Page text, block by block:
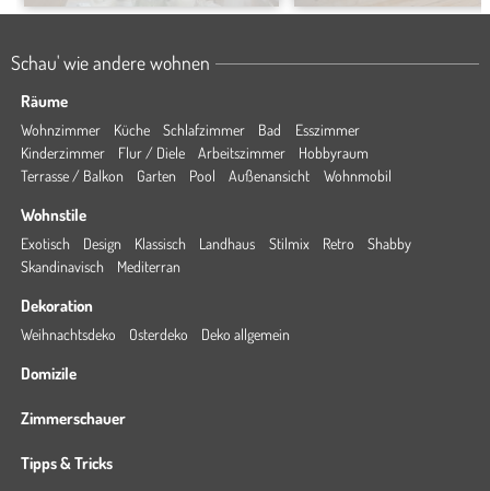
Schau' wie andere wohnen
Räume
Wohnzimmer Küche Schlafzimmer Bad
Esszimmer
Kinderzimmer
Flur / Diele Arbeitszimmer
Hobbyraum
Terrasse / Balkon
Garten Pool Außenansicht Wohnmobil
Wohnstile
Exotisch Design Klassisch Landhaus Stilmix Retro
Shabby
Skandinavisch
Mediterran
Dekoration
Weihnachtsdeko Osterdeko Deko allgemein
Domizile
Zimmerschauer
Tipps & Tricks